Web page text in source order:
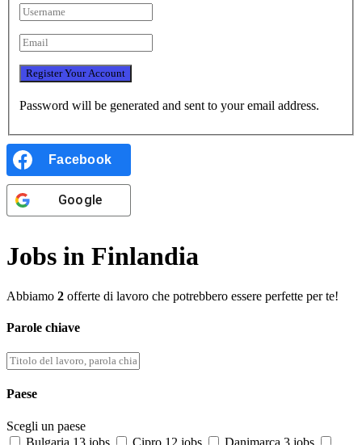
Password will be generated and sent to your email address.
Facebook
Google
Jobs in Finlandia
Abbiamo 2 offerte di lavoro che potrebbero essere perfette per te!
Parole chiave
Paese
Scegli un paese
Bulgaria 13 jobs Cipro 12 jobs Danimarca 3 jobs